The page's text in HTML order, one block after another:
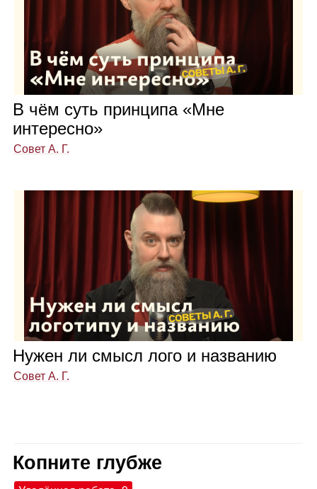
В чём суть прин­ципа «Мне
инте­ресно»
Совет А. Г.
Нужен ли смысл лого и назва­нию
Совет А. Г.
Копните глубже